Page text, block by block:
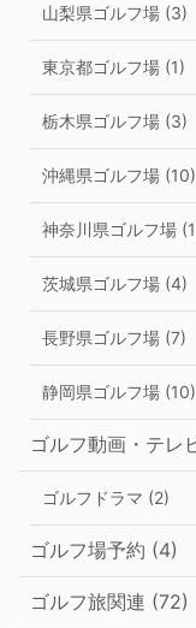
山梨県ゴルフ場 (3)
東京都ゴルフ場 (1)
栃木県ゴルフ場 (3)
沖縄県ゴルフ場 (10)
神奈川県ゴルフ場
茨城県ゴルフ場 (4)
長野県ゴルフ場 (7)
静岡県ゴルフ場 (10)
ゴルフ動画・テレ
ゴルフドラマ (2)
ゴルフ場予約 (4)
ゴルフ旅関連 (72)